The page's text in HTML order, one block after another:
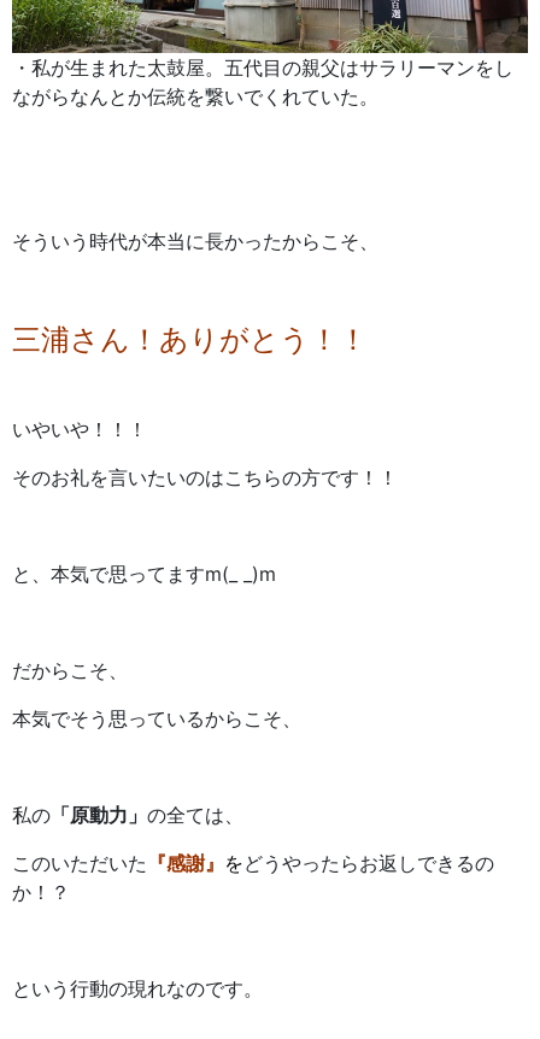
・私が生まれた太鼓屋。五代目の親父はサラリーマンをし
ながらなんとか伝統を繋いでくれていた。
そういう時代が本当に長かったからこそ、
三浦さん！ありがとう！！
いやいや！！！
そのお礼を言いたいのはこちらの方です！！
と、本気で思ってますm(_ _)m
だからこそ、
本気でそう思っているからこそ、
私の 「原動力」 の全ては、
このいただいた 『感謝』 をどうやったらお返しできるの
か！？
という行動の現れなのです。